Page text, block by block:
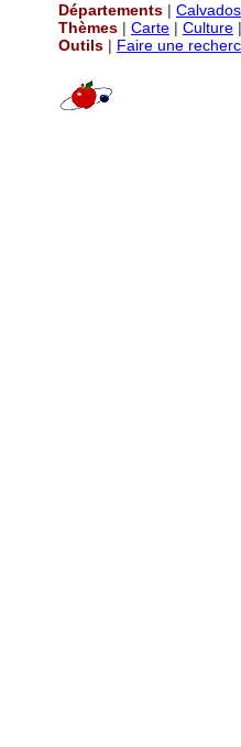
Départements | Calvados
Thèmes | Carte | Culture |
Outils | Faire une